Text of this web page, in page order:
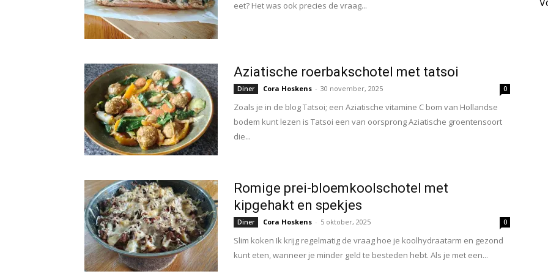
eet? Het was ook precies de vraag...
Aziatische roerbakschotel met tatsoi
Diner Cora Hoskens - 30 november, 2025 0
Zoals je in de blog Tatsoi; een Aziatische vitamine C bom van Hollandse
bodem kunt lezen is Tatsoi een van oorsprong Aziatische groentensoort
die...
Romige prei-bloemkoolschotel met
kipgehakt en spekjes
Diner Cora Hoskens - 5 oktober, 2025 0
Slim koken Ik krijg regelmatig de vraag hoe je koolhydraatarm en gezond
kunt eten, wanneer je minder geld te besteden hebt. Als je met een...